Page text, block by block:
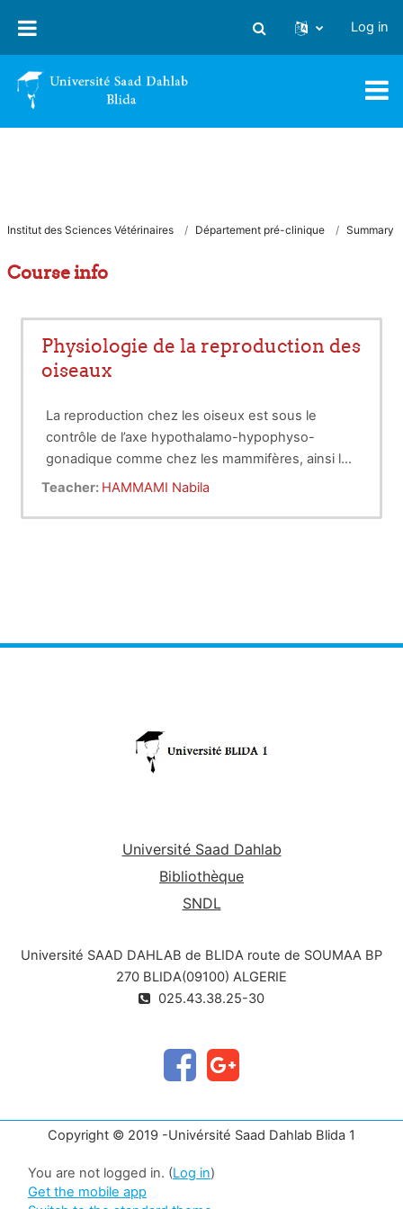
Toggle search input
Log in
Institut des Sciences Vétérinaires Département pré-clinique Summary
Course info
Physiologie de la reproduction des
oiseaux
La reproduction chez les oiseux est sous le
contrôle de l’axe hypothalamo-hypophyso-
gonadique comme chez les mammifères, ainsi la
gonadolibérine (gonadotropin-releasing hormone
sur les cellules de l’hypophyse
Teacher: HAMMAMI Nabila
Université Saad Dahlab
Bibliothèque
SNDL
Université SAAD DAHLAB de BLIDA route de SOUMAA BP
270 BLIDA(09100) ALGERIE
025.43.38.25-30
Copyright © 2019 -Univérsité Saad Dahlab Blida 1
You are not logged in. (Log in)
Get the mobile app